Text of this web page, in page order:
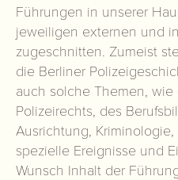
Führungen in unserer
jeweiligen externen und
zugeschnitten. Zumeist
die Berliner
auch solche Themen,
Polizeirechts, des
Ausrichtung,
spezielle Ereignisse und
Wunsch Inhalt der